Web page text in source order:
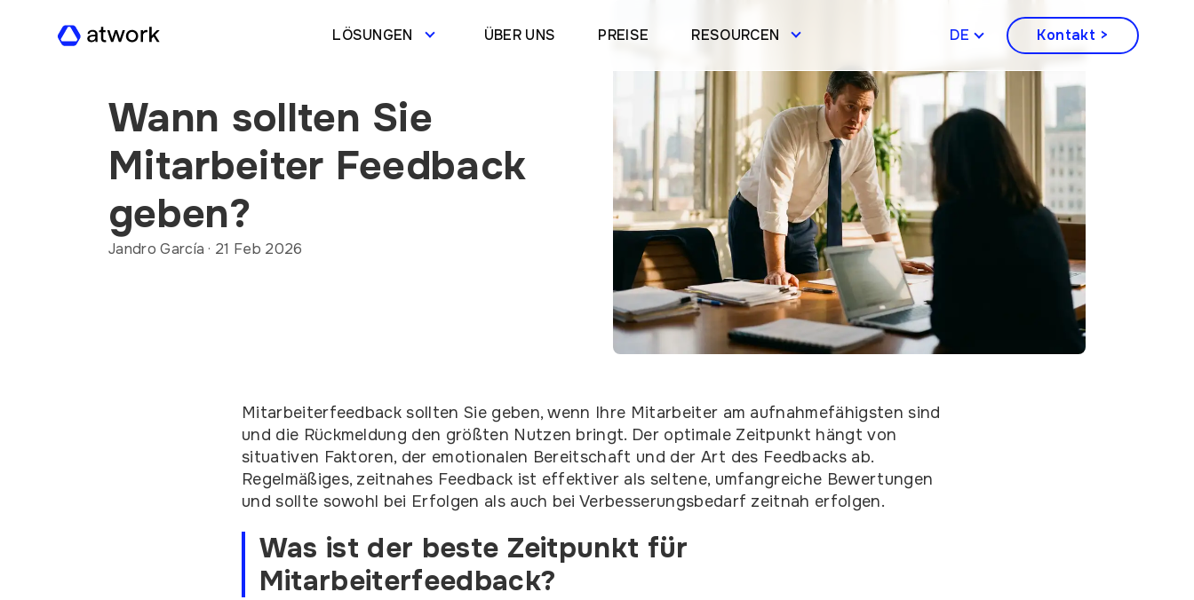
LÖSUNGEN ÜBER UNS PREISE RESOURCEN DEUTSCH Kontakt >
Wann sollten Sie
Mitarbeiter Feedback
geben?
Jandro García · 21 Feb 2026
Mitarbeiterfeedback sollten Sie geben, wenn Ihre Mitarbeiter am aufnahmefähigsten sind
und die Rückmeldung den größten Nutzen bringt. Der optimale Zeitpunkt hängt von
situativen Faktoren, der emotionalen Bereitschaft und der Art des Feedbacks ab.
Regelmäßiges, zeitnahes Feedback ist effektiver als seltene, umfangreiche Bewertungen
und sollte sowohl bei Erfolgen als auch bei Verbesserungsbedarf zeitnah erfolgen.
Was ist der beste Zeitpunkt für
Mitarbeiterfeedback?